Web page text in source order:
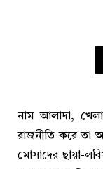
নাম আলাদা,
রাজনীতি করে তা
মোসাদের ছায়া-